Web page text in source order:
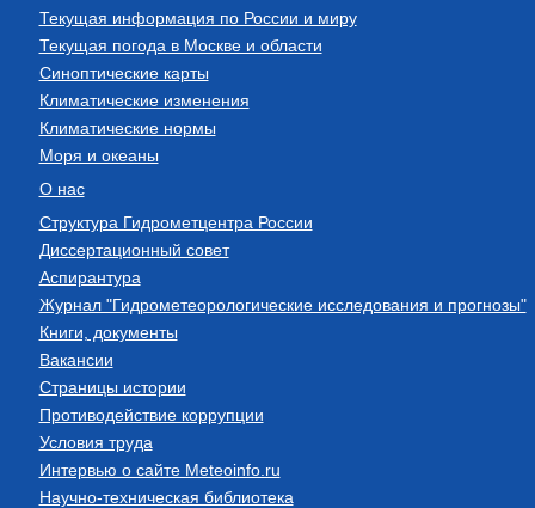
Текущая информация по России и миру
Текущая погода в Москве и области
Синоптические карты
Климатические изменения
Климатические нормы
Моря и океаны
О нас
Структура Гидрометцентра России
Диссертационный совет
Аспирантура
Журнал "Гидрометеорологические исследования и прогнозы"
Книги, документы
Вакансии
Страницы истории
Противодействие коррупции
Условия труда
Интервью о сайте Meteoinfo.ru
Научно-техническая библиотека